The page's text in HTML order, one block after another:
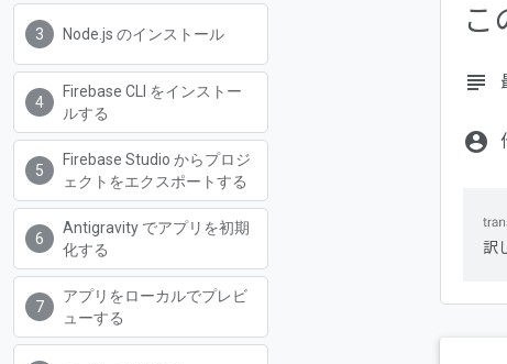
Node.js のインストール
Firebase CLI をインストー
ルする
Firebase Studio からプロジ
ェクトをエクスポートする
Antigravity でアプリを初期
化する
アプリをローカルでプレビ
ューする
こ
subject
account_circle
訳